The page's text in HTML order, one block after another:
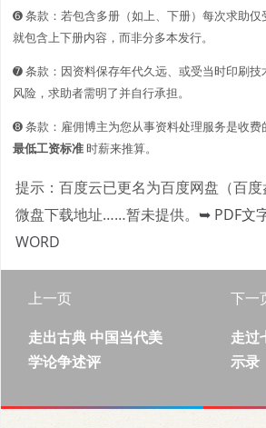
➏ 条款：若包含多册（如上、下册）每次求助
就包含上下册内容，而非分多本发行。
➐ 条款：因资料保存年代久远、或受当时印刷
风险，求助者需明了并自行承担。
➑ 条款：雇佣博主为您从事资料处理服务是收
最低工资标准时薪来推算。
提示：百度云已更名为百度网盘（百度
微盘下载地址……暂未提供。 ➥ PDF文
WORD
上一页
走出古典 中国当代美
学论争述评
下一
走过
示录